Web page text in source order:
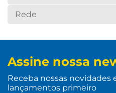
Rede
Assine nossa
Receba nossas novidades
lançamentos primeiro